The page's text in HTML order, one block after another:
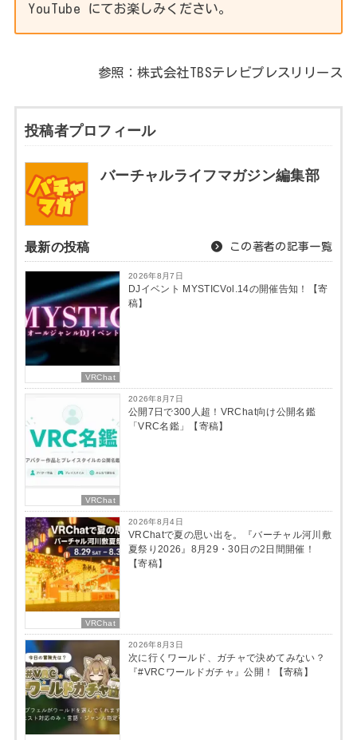
YouTube にてお楽しみください。
参照：株式会社TBSテレビプレスリリース
投稿者プロフィール
バーチャルライフマガジン編集部
最新の投稿 この著者の記事一覧
VRChat
2026年8月7日
DJイベント MYSTICVol.14の開催告知！【寄
稿】
VRChat
2026年8月7日
公開7日で300人超！VRChat向け公開名鑑
「VRC名鑑」【寄稿】
VRChat
2026年8月4日
VRChatで夏の思い出を。『バーチャル河川敷
夏祭り2026』8月29・30日の2日間開催！
【寄稿】
2026年8月3日
次に行くワールド、ガチャで決めてみない？
『#VRCワールドガチャ』公開！【寄稿】